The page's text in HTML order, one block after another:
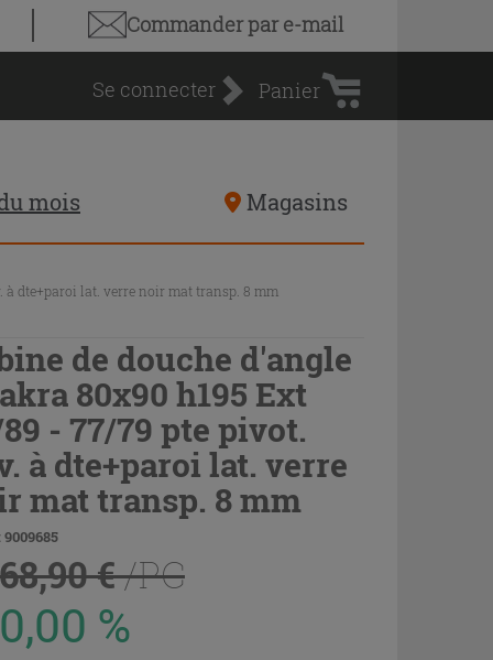
Commander par e-mail
Se connecter
d'achat
Panier
mois Magasins
à dte+paroi lat. verre noir mat transp. 8 mm
de douche d'angle
80x90 h195 Ext
- 77/79 pte pivot.
à dte+paroi lat. verre
mat transp. 8 mm
9009685
€/PC
%